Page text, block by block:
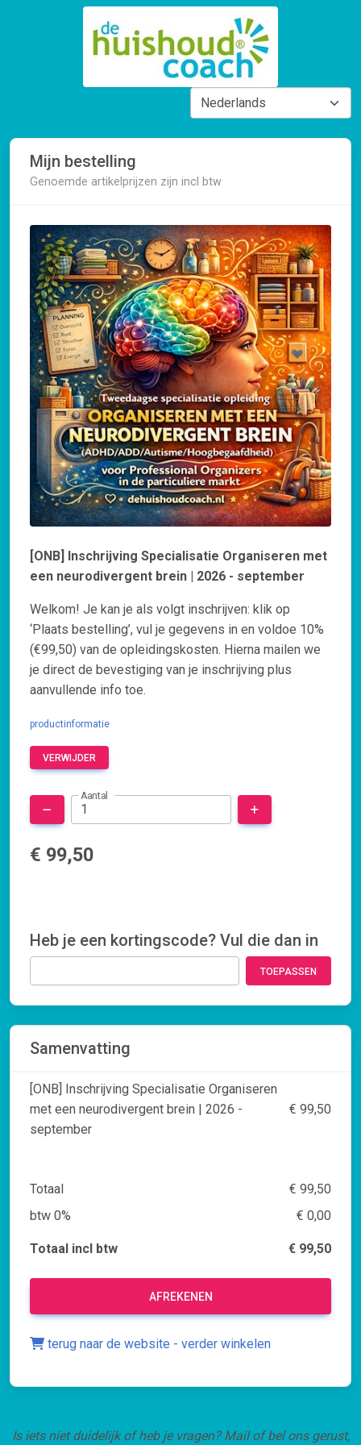
Mijn bestelling
Genoemde artikelprijzen zijn incl btw
[ONB] Inschrijving Specialisatie Organiseren met
een neurodivergent brein | 2026 - september
Welkom! Je kan je als volgt inschrijven: klik op
‘Plaats bestelling’, vul je gegevens in en voldoe 10%
(€99,50) van de opleidingskosten. Hierna mailen we
je direct de bevestiging van je inschrijving plus
aanvullende info toe.
productinformatie
VERWIJDER
Aantal
€ 99,50
Heb je een kortingscode? Vul die dan in
TOEPASSEN
Samenvatting
[ONB] Inschrijving Specialisatie Organiseren
met een neurodivergent brein | 2026 -
september
€ 99,50
Totaal
€ 99,50
btw 0%
€ 0,00
Totaal incl btw € 99,50
AFREKENEN
terug naar de website - verder winkelen
Is iets niet duidelijk of heb je vragen? Mail of bel ons gerust,